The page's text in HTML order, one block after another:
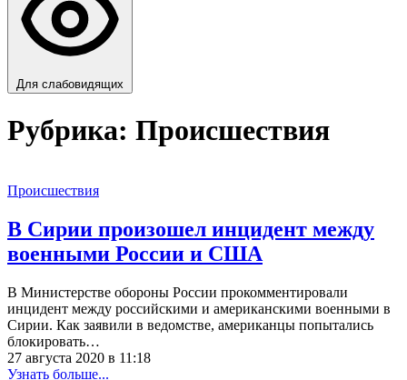
Для слабовидящих
Рубрика: Происшествия
Происшествия
В Сирии произошел инцидент между
военными России и США
В Министерстве обороны России прокомментировали
инцидент между российскими и американскими военными в
Сирии. Как заявили в ведомстве, американцы попытались
блокировать…
27 августа 2020 в 11:18
Узнать больше...